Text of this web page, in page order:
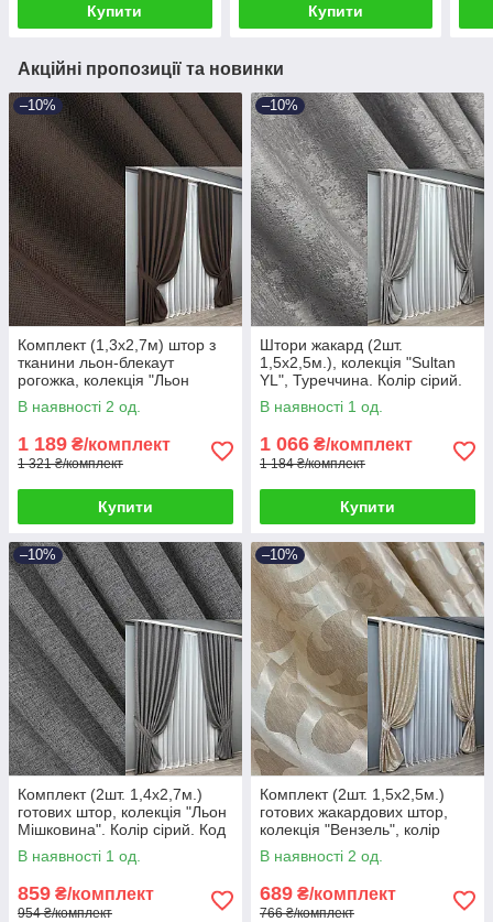
Купити Купити
Акційні пропозиції та новинки
–10%
Комплект (1,3х2,7м) штор з
тканини льон-блекаут
рогожка, колекція "Льон
Мішковина". Колір венге. Код
291ш 39-074
В наявності 2 од.
1 189 ₴/комплект
1 321 ₴/комплект
Купити
–10%
Штори жакард (2шт.
1,5х2,5м.), колекція "Sultan
YL", Туреччина. Колір сірий.
Код 1212ш 39-704
В наявності 1 од.
1 066 ₴/комплект
1 184 ₴/комплект
Купити
–10%
Комплект (2шт. 1,4х2,7м.)
готових штор, колекція "Льон
Мішковина". Колір сірий. Код
108ш 39-303
В наявності 1 од.
859 ₴/комплект
954 ₴/комплект
–10%
Комплект (2шт. 1,5х2,5м.)
готових жакардових штор,
колекція "Вензель", колір
бежевий. Код 416ш 39-245
В наявності 2 од.
689 ₴/комплект
766 ₴/комплект